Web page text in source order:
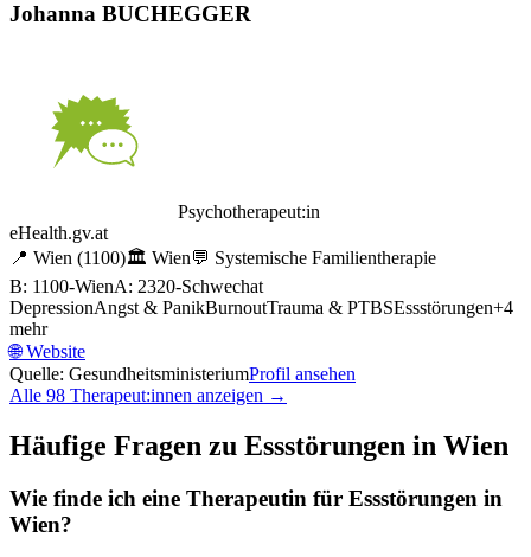
Johanna BUCHEGGER
Psychotherapeut:in
eHealth.gv.at
📍 Wien (1100)🏛️ Wien💬 Systemische Familientherapie
B: 1100-WienA: 2320-Schwechat
DepressionAngst & PanikBurnoutTrauma & PTBSEssstörungen+4
mehr
🌐Website
Quelle: GesundheitsministeriumProfil ansehen
Alle 98 Therapeut:innen anzeigen →
Häufige Fragen zu Essstörungen in Wien
Wie finde ich eine Therapeutin für Essstörungen in
Wien?